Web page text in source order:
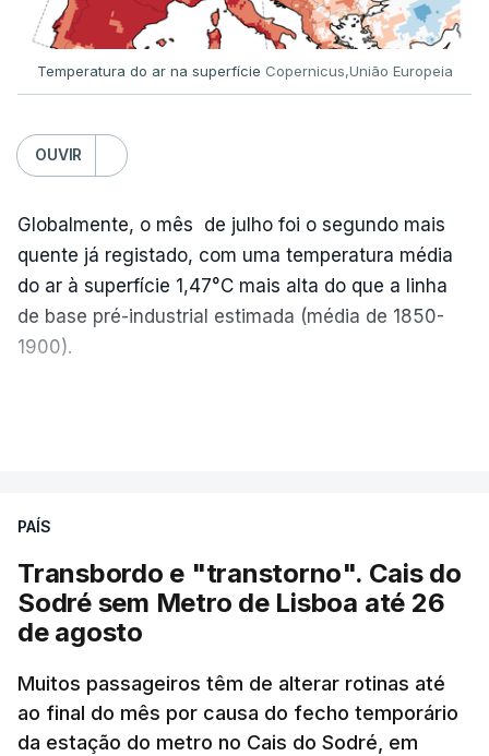
Temperatura do ar na superfície Copernicus,União Europeia
OUVIR
Globalmente, o mês de julho foi o segundo mais
quente já registado, com uma temperatura média
do ar à superfície 1,47°C mais alta do que a linha
de base pré-industrial estimada (média de 1850-
1900).
excecional de calor extremo neste verão.
Embora estas tenham sido menos intensas do que
as ondas de calor de junho, a sequência geral de
ondas de calor desde maio permanece excecional
para a região.
São os dados do mais recente relatório do
PAÍS
Transbordo e "transtorno". Cais do
Sodré sem Metro de Lisboa até 26
de agosto
Muitos passageiros têm de alterar rotinas até
ao final do mês por causa do fecho temporário
da estação do metro no Cais do Sodré, em